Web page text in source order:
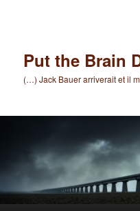
Put the Brain
(…) Jack Bauer arriverait et il